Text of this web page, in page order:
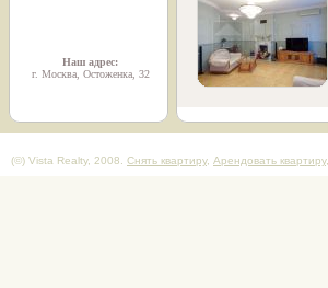
Наш адрес:
г. Москва, Остоженка, 32
(©) Vista Realty, 2008. Снять квартиру, Арендовать квартиру,